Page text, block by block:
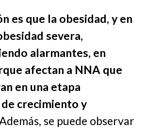
es que la obesidad, y en
severa,
alarmantes, en
afectan a NNA que
en una etapa
crecimiento y
se puede observar